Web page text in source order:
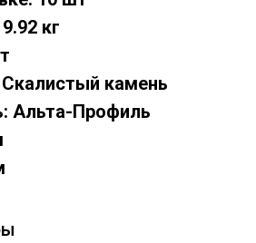
кг
камень
Альта-Профиль